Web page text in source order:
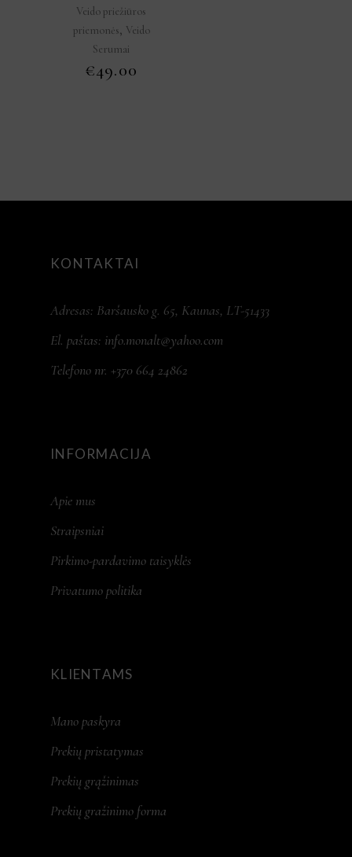
Veido priežiūros
priemonės, Veido
Serumai
€49.00
KONTAKTAI
Adresas: Baršausko g. 65, Kaunas, LT-51433
El. paštas: info.monalt@yahoo.com
Telefono nr. +370 664 24862
INFORMACIJA
Apie mus
Straipsniai
Pirkimo-pardavimo taisyklės
Privatumo politika
KLIENTAMS
Mano paskyra
Prekių pristatymas
Prekių grąžinimas
Prekių gražinimo forma